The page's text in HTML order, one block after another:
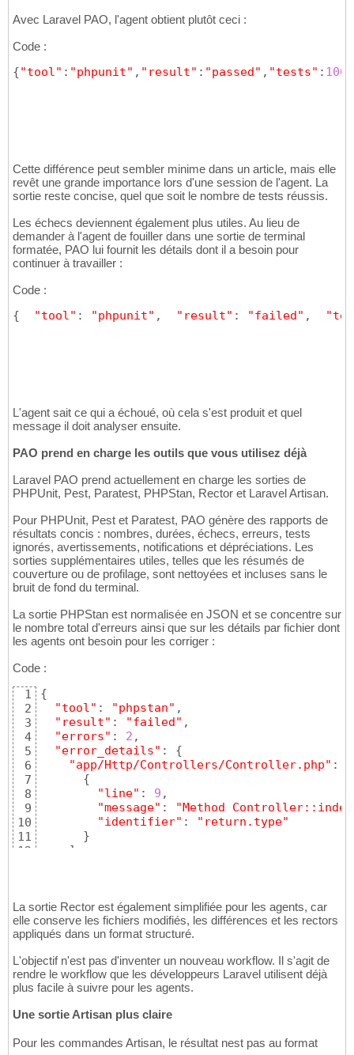
Avec Laravel PAO, l'agent obtient plutôt ceci :
Code :
{"tool" : "phpunit" , "result" : "passed" , "tests" : 1002
Cette différence peut sembler minime dans un article, mais elle
revêt une grande importance lors d'une session de l'agent. La
sortie reste concise, quel que soit le nombre de tests réussis.
Les échecs deviennent également plus utiles. Au lieu de
demander à l'agent de fouiller dans une sortie de terminal
formatée, PAO lui fournit les détails dont il a besoin pour
continuer à travailler :
Code :
{ "tool" : "phpunit" , "result" : "failed" ,
L'agent sait ce qui a échoué, où cela s'est produit et quel
message il doit analyser ensuite.
PAO prend en charge les outils que vous utilisez déjà
Laravel PAO prend actuellement en charge les sorties de
PHPUnit, Pest, Paratest, PHPStan, Rector et Laravel Artisan.
Pour PHPUnit, Pest et Paratest, PAO génère des rapports de
résultats concis : nombres, durées, échecs, erreurs, tests
ignorés, avertissements, notifications et dépréciations. Les
sorties supplémentaires utiles, telles que les résumés de
couverture ou de profilage, sont nettoyées et incluses sans le
bruit de fond du terminal.
La sortie PHPStan est normalisée en JSON et se concentre sur
le nombre total d'erreurs ainsi que sur les détails par fichier dont
les agents ont besoin pour les corriger :
Code :
1
2
3
4
5
6
7
8
9
10
11
12
{
"tool" : "phpstan" ,
"result" : "failed" ,
"errors" : 2 ,
"error_details" : {
"app/Http/Controllers/Controller.php" :
{
"line" : 9 ,
"message" :
"Method
"identifier" :
"return.type"
}
]
La sortie Rector est également simplifiée pour les agents, car
elle conserve les fichiers modifiés, les différences et les rectors
appliqués dans un format structuré.
L'objectif n'est pas d'inventer un nouveau workflow. Il s'agit de
rendre le workflow que les développeurs Laravel utilisent déjà
plus facile à suivre pour les agents.
Une sortie Artisan plus claire
Pour les commandes Artisan, le résultat nest pas au format